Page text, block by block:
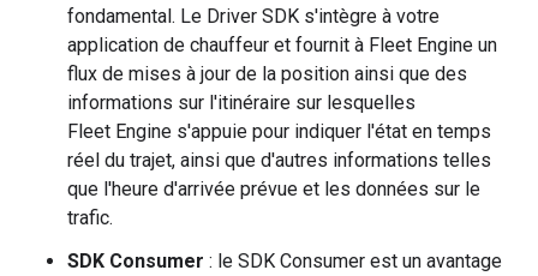
fondamental. Le Driver SDK s'intègre à votre
application de chauffeur et fournit à Fleet Engine un
flux de mises à jour de la position ainsi que des
informations sur l'itinéraire sur lesquelles
Fleet Engine s'appuie pour indiquer l'état en temps
réel du trajet, ainsi que d'autres informations telles
que l'heure d'arrivée prévue et les données sur le
trafic.
SDK Consumer : le SDK Consumer est un avantage